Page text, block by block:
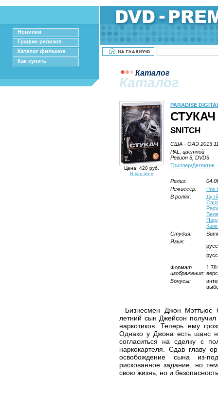
Новинки
График релизов
Каталог фильмов
Как купить
Каталог
Каталог
Цена: 420 руб.
В корзину
PARADISE
СТУКАЧ
SNITCH
США - ОАЭ 2013
PAL, цветной
Регион 5, DVD5
Триллер/Детектив
Релиз:
Режиссёр:
Рик
В ролях:
Студия:
Язык:
Формат
изображения:
Бонусы:
Бизнесмен Джон Мэттьюс
летний сын Джейсон
наркотиков. Теперь ему
Однако у Джона есть шанс
согласиться на сделку с
наркокартеля. Сдав главу
освобождение сына из-
рискованное задание, но
свою жизнь, но и